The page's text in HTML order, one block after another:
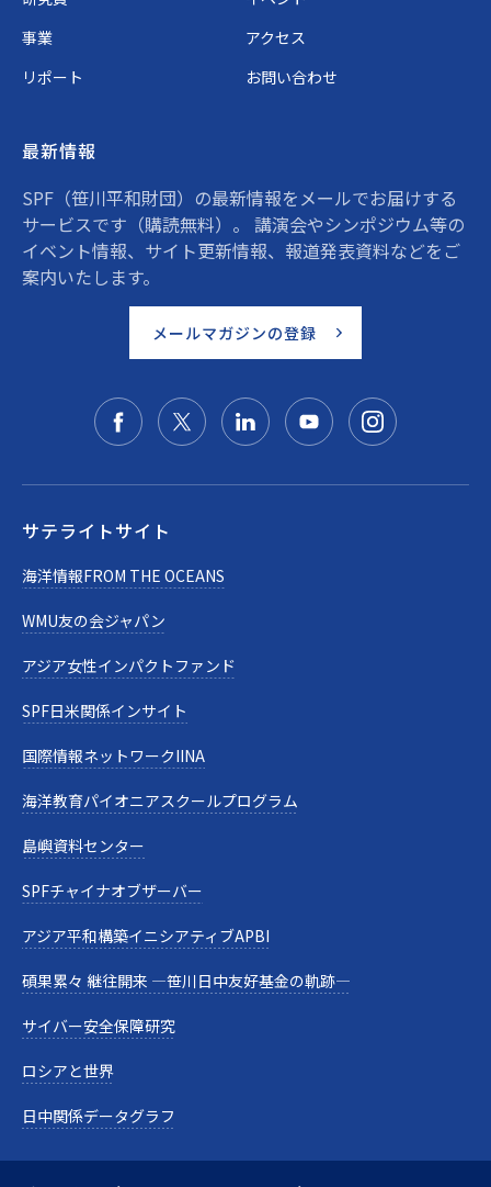
事業
アクセス
リポート
お問い合わせ
最新情報
SPF（笹川平和財団）の最新情報をメールでお届けする
サービスです（購読無料）。 講演会やシンポジウム等の
イベント情報、サイト更新情報、報道発表資料などをご
案内いたします。
メールマガジンの登録
サテライトサイト
海洋情報FROM THE OCEANS
WMU友の会ジャパン
アジア女性インパクトファンド
SPF日米関係インサイト
国際情報ネットワークIINA
海洋教育パイオニアスクールプログラム
島嶼資料センター
SPFチャイナオブザーバー
アジア平和構築イニシアティブAPBI
碩果累々 継往開来 —笹川日中友好基金の軌跡—
サイバー安全保障研究
ロシアと世界
日中関係データグラフ